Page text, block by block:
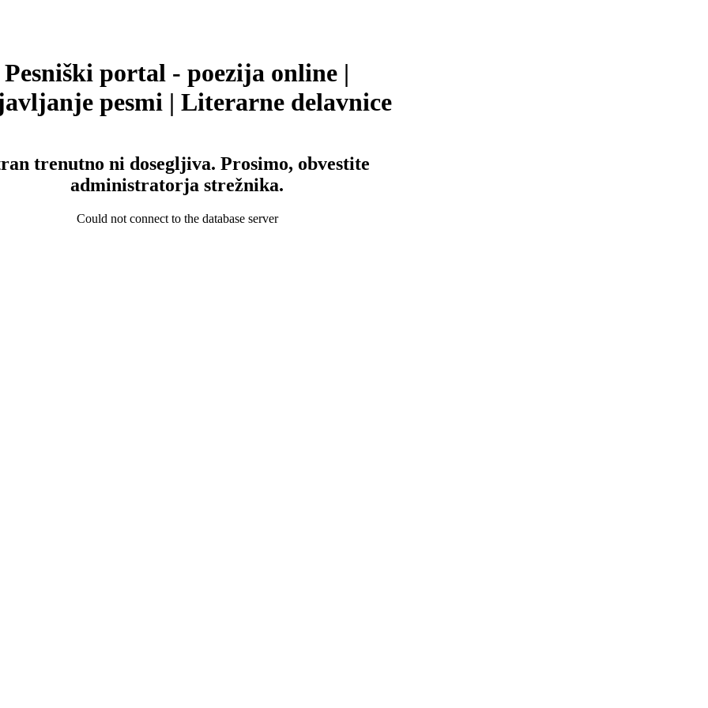
Pesniški portal - poezija online |
pesmi | Literarne delavnice
trenutno ni dosegljiva. Prosimo, obvestite
administratorja strežnika.
Could not connect to the database server